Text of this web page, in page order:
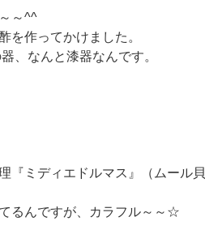
～^^
を作ってかけました。
、なんと漆器なんです。
『ミディエドルマス』（ムール貝
るんですが、カラフル～～☆